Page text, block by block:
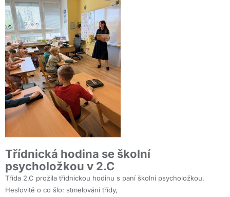
Třídnická hodina se školní
psycholožkou v 2.C
Třída 2.C prožila třídnickou hodinu s paní školní psycholožkou.
Heslovitě o co šlo: stmelování třídy,